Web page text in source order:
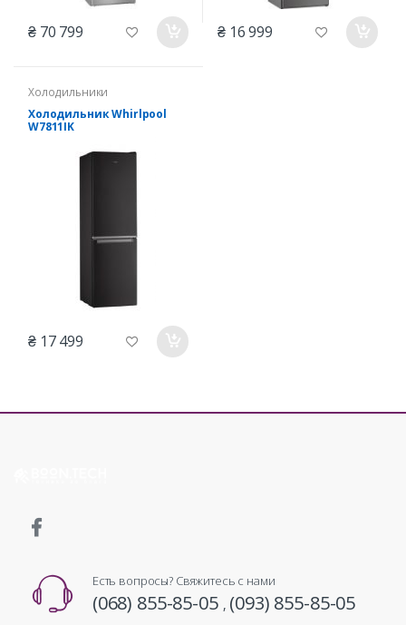
₴ 70 799 ₴ 16 999
Холодильники
Холодильник Whirlpool
W7811IK
₴ 17 499
Есть вопросы? Свяжитесь с нами
(068) 855-85-05 , (093) 855-85-05